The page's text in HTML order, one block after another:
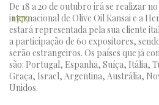
De 18 a 20 de outubro irá se realizar
internacional de Olive Oil Kansai e a
estará representada pela sua cliente
a participação de 60 expositores,
serão estrangeiros. Os países que já
são: Portugal, Espanha, Suíça, Itália,
Graça, Israel, Argentina, Austrália,
Unidos.